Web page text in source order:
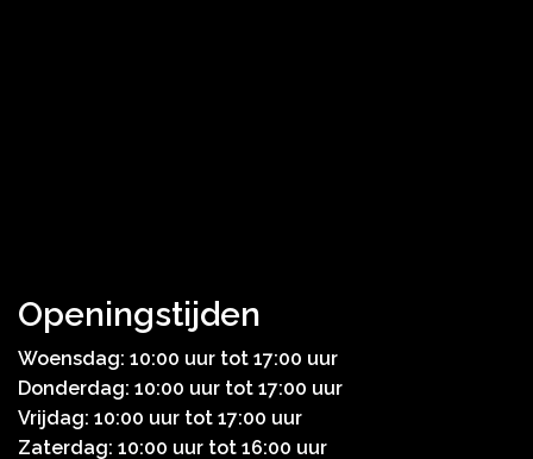
Openingstijden
Woensdag: 10:00 uur tot 17:00 uur
Donderdag: 10:00 uur tot 17:00 uur
Vrijdag: 10:00 uur tot 17:00 uur
Zaterdag: 10:00 uur tot 16:00 uur